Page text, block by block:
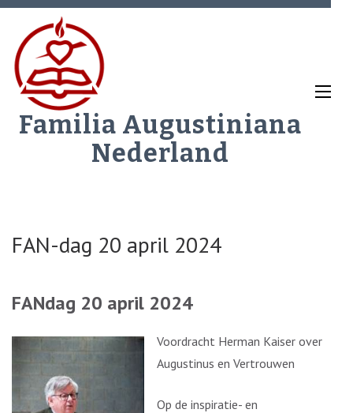
Ga
inhoud
(Druk
enter)
Familia Augustiniana
Nederland
FAN-dag 20 april 2024
FANdag 20 april 2024
Voordracht Herman Kaiser over
Augustinus en Vertrouwen
Op de inspiratie- en